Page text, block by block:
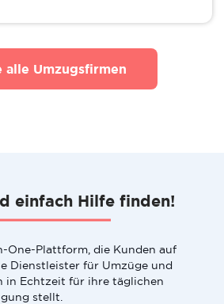
alle Umzugsfirmen
einfach Hilfe finden!
One-Plattform, die Kunden auf
Dienstleister für Umzüge und
in Echtzeit für ihre täglichen
stellt.